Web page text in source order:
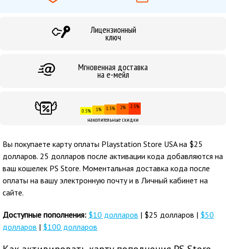
Лицензионный
ключ
Мгновенная доставка
на е-мейл
0.5% 1% 1.5% 2% 2.5%
накопительные скидки
Вы покупаете карту оплаты Playstation Store USA на $25
долларов. 25 долларов после активации кода добавляются на
ваш кошелек PS Store. Моментальная доставка кода после
оплаты на вашу электронную почту и в Личный кабинет на
сайте.
Доступные пополнения: $10 долларов | $25 долларов | $50
долларов | $100 долларов